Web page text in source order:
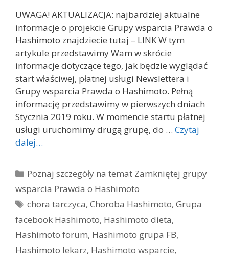
UWAGA! AKTUALIZACJA: najbardziej aktualne
informacje o projekcie Grupy wsparcia Prawda o
Hashimoto znajdziecie tutaj – LINK W tym
artykule przedstawimy Wam w skrócie
informacje dotyczące tego, jak będzie wyglądać
start właściwej, płatnej usługi Newslettera i
Grupy wsparcia Prawda o Hashimoto. Pełną
informację przedstawimy w pierwszych dniach
Stycznia 2019 roku. W momencie startu płatnej
usługi uruchomimy drugą grupę, do … Czytaj
dalej…
Kategorie
Poznaj szczegóły na temat Zamkniętej grupy
wsparcia Prawda o Hashimoto
Tagi
chora tarczyca,Choroba Hashimoto,Grupa
facebook Hashimoto, Hashimoto dieta,
Hashimoto forum, Hashimoto grupa FB,
Hashimoto lekarz, Hashimoto wsparcie,